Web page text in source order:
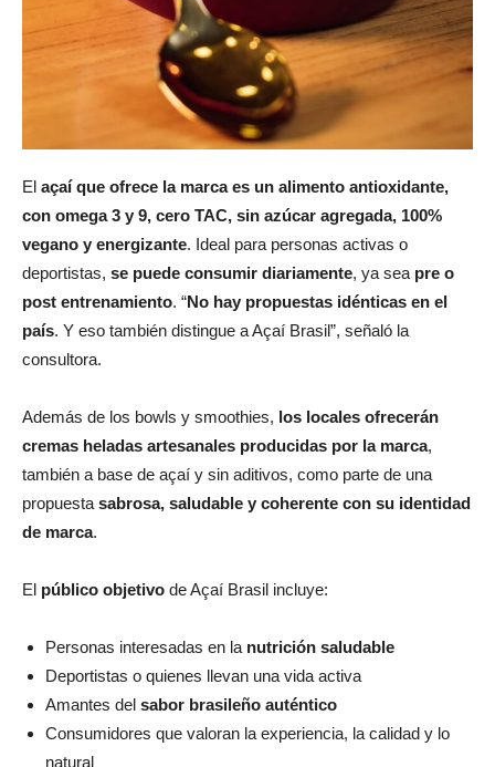
El açaí que ofrece la marca es un alimento antioxidante,
con omega 3 y 9, cero TAC, sin azúcar agregada, 100%
vegano y energizante. Ideal para personas activas o
deportistas, se puede consumir diariamente, ya sea pre o
post entrenamiento. “No hay propuestas idénticas en el
país. Y eso también distingue a Açaí Brasil”, señaló la
consultora.
Además de los bowls y smoothies, los locales ofrecerán
cremas heladas artesanales producidas por la marca,
también a base de açaí y sin aditivos, como parte de una
propuesta sabrosa, saludable y coherente con su identidad
de marca.
El público objetivo de Açaí Brasil incluye:
Personas interesadas en la nutrición saludable
Deportistas o quienes llevan una vida activa
Amantes del sabor brasileño auténtico
Consumidores que valoran la experiencia, la calidad y lo
natural